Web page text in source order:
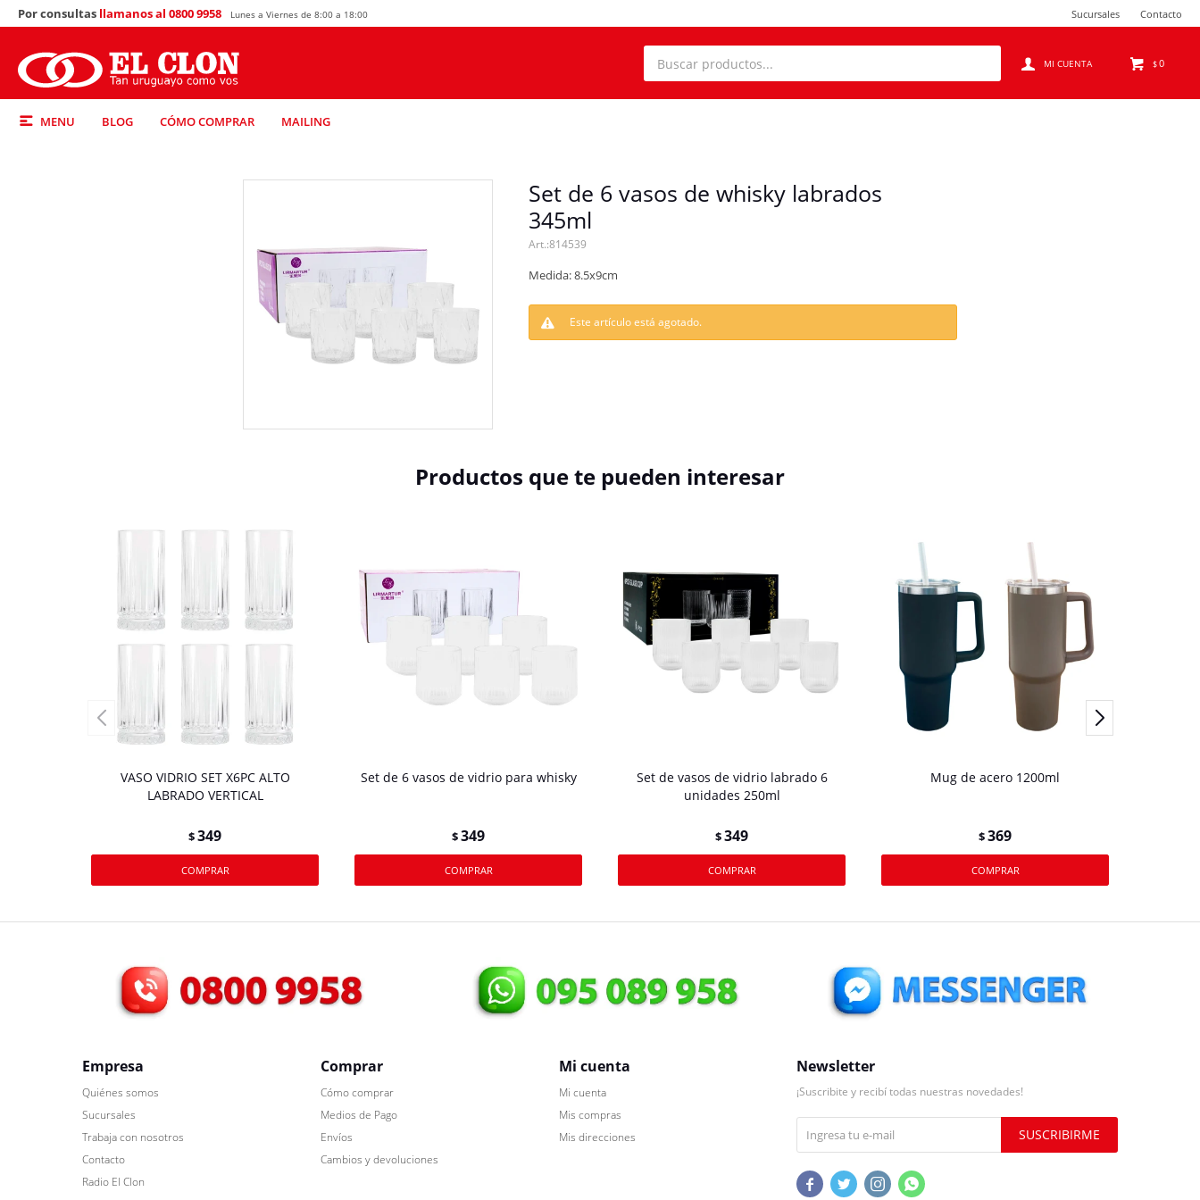
MENU BLOG CÓMO COMPRAR MAILING
$0
Por consultas llamanos al 0800 9958 Lunes a Viernes de 8:00 a 18:00 Sucursales Contacto
Set de 6 vasos de whisky labrados
345ml
814539
Medida: 8.5x9cm
Este artículo está agotado.
Productos que te pueden interesar
VASO VIDRIO SET X6PC ALTO
LABRADO VERTICAL
$349
Set de 6 vasos de vidrio para whisky
$349
Set de vasos de vidrio labrado 6
unidades 250ml
$349
Mug de acero 1200ml
$369
Empresa
Quiénes somos
Sucursales
Trabaja con nosotros
Contacto
Radio El Clon
Comprar
Cómo comprar
Medios de Pago
Envíos
Cambios y devoluciones
Mi cuenta
Mi cuenta
Mis compras
Mis direcciones
Newsletter
¡Suscribite y recibí todas nuestras novedades!
SUSCRIBIRME
   